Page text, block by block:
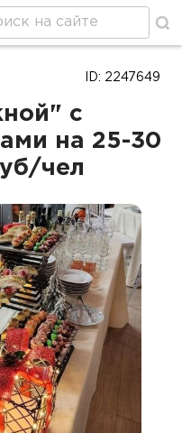
в Москве
с
на 25-30
чел
ID: 2247649